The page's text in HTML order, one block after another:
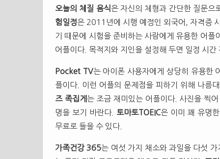
오늘의 체질 음식은 자신의 체형과 간단한 질문
험일정은 2011년에 시행 예정인 외국어, 자격증
기 때문에 시험을 준비하는 사람에게 유용한 어플
어플이다. 목적지와 지인을 설정해 두면 일정 시
Pocket TV는 아이폰 사용자에게 상당히 유용한
플이다. 이런 어플의 문제점을 피하기 위해 나름
즈 족집게 는 조금 재미있는 어플이다. 사진을 찍
명을 보기 바란다. 토마토TOEIC은 이미 꽤 유명
무료로 들을 수 있다.
가족건강 365는 여섯 가지 채소와 과일을 다섯